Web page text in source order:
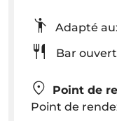
Adapté
Bar
Point de
Point de rendez-vous à